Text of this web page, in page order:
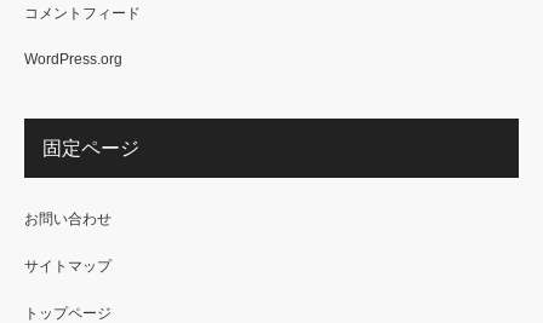
コメントフィード
WordPress.org
固定ページ
お問い合わせ
サイトマップ
トップページ